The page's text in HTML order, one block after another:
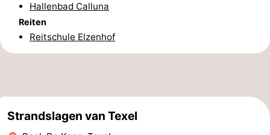
Radfahren
Hallenbad Calluna
Reiten
Reitschule Elzenhof
Strandslagen van Texel